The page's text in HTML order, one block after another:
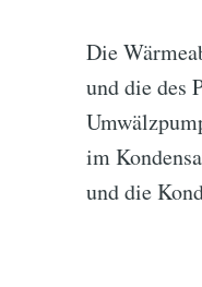
Die
und die des
im
und die